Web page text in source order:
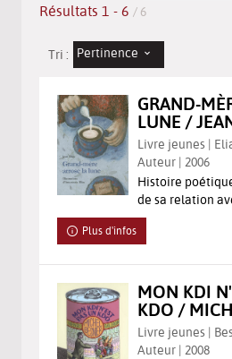
Résultats 1 - 6 / 6
Tri : Pertinence
GRAND-
LUNE /
Livre jeunes |
Auteur | 2006
Histoire
de sa relation
Plus d'infos
MON KDI
KDO /
Livre jeunes |
Auteur | 2008